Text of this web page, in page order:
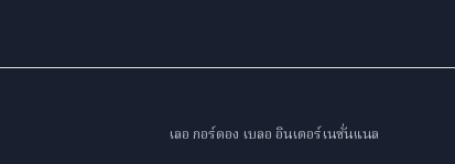
เลอ กอร์ดอง เบลอ อินเตอร์เนชั่นแนล